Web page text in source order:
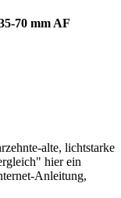
70 mm AF
alte, lichtstarke
hier ein
Anleitung,